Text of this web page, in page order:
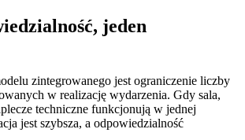
jeden
zintegrowanego jest ograniczenie liczby
w realizację wydarzenia. Gdy sala,
techniczne funkcjonują w jednej
jest szybsza, a odpowiedzialność